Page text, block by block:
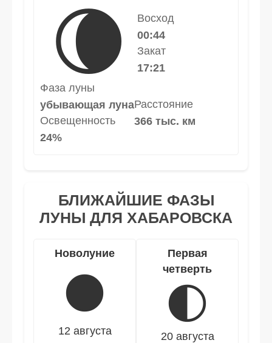
🌘
Восход
00:44
Закат
17:21
Фаза луны
убывающая луна
Освещенность
24%
Расстояние
366 тыс. км
БЛИЖАЙШИЕ ФАЗЫ
ЛУНЫ ДЛЯ ХАБАРОВСКА
Новолуние
🌑
12 августа
Первая
четверть
🌓
20 августа